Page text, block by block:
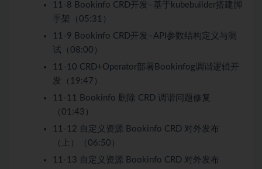
11-8 Bookinfo CRD开发–基于kubebuilder搭建脚
手架（05:31）
11-9 Bookinfo CRD开发–API参数结构定义与测
试（08:00）
11-10 CRD+Operator部署Bookinfog调谐逻辑开
发（19:47）
11-11 Bookinfo 删除 CRD 调谐问题修复
（01:43）
11-12 自定义资源 Bookinfo CRD 对外发布
（上）（06:50）
11-13 自定义资源 Bookinfo CRD 对外发布